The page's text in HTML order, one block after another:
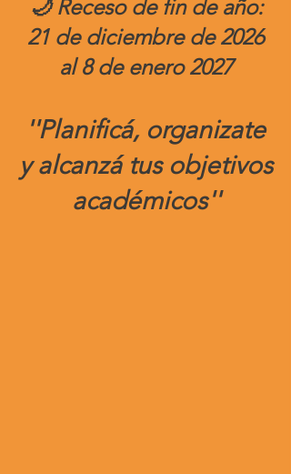
🌙 Receso de fin de año:
21 de diciembre de 2026
al 8 de enero 2027
''Planificá, organizate
y alcanzá tus objetivos
académicos''